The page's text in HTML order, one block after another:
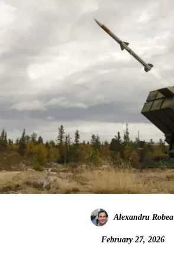
Alexandru Robea
February 27, 2026